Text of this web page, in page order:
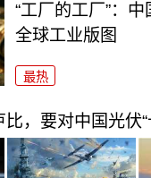
“工厂的工厂”：
全球工业版图
最热
，要对中国光伏“